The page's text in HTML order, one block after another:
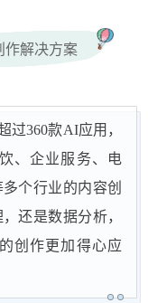
作解决方案
过360款AI应用，
、企业服务、电
个行业的内容创
还是数据分析，
创作更加得心应